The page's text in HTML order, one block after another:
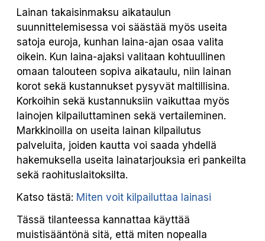
Lainan takaisinmaksu aikataulun
suunnittelemisessa voi säästää myös useita
satoja euroja, kunhan laina-ajan osaa valita
oikein. Kun laina-ajaksi valitaan kohtuullinen
omaan talouteen sopiva aikataulu, niin lainan
korot sekä kustannukset pysyvät maltillisina.
Korkoihin sekä kustannuksiin vaikuttaa myös
lainojen kilpailuttaminen sekä vertaileminen.
Markkinoilla on useita lainan kilpailutus
palveluita, joiden kautta voi saada yhdellä
hakemuksella useita lainatarjouksia eri pankeilta
sekä raohituslaitoksilta.
Katso tästä: Miten voit kilpailuttaa lainasi
Tässä tilanteessa kannattaa käyttää
muistisääntönä sitä, että miten nopealla